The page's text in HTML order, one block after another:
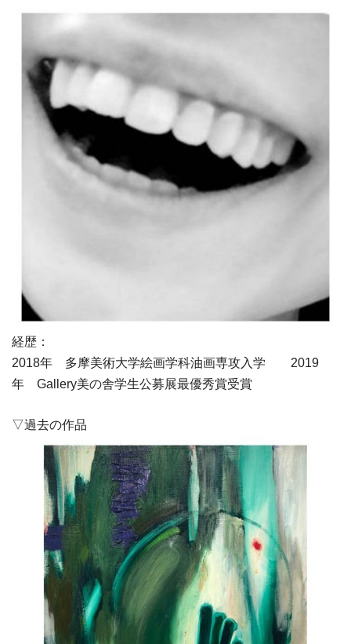
経歴：
2018年 多摩美術大学絵画学科油画専攻入学 2019
年 Gallery美の舎学生公募展最優秀賞受賞
▽過去の作品